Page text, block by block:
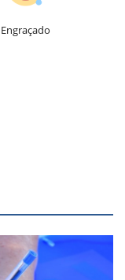
Engraçado